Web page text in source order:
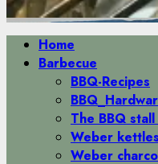
Primäres
Menü
Home
Barbecue
BBQ-Recipes
The BBQ
Weber
Weber